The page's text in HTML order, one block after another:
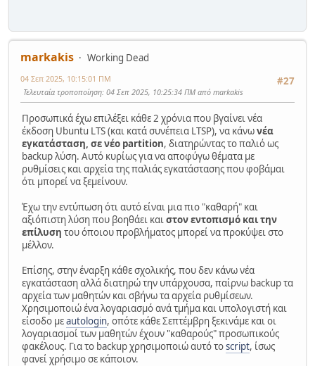
markakis
Working Dead
#27
04 Σεπ 2025, 10:15:01 ΠΜ
Τελευταία τροποποίηση: 04 Σεπ 2025, 10:25:34 ΠΜ από markakis
Προσωπικά έχω επιλέξει κάθε 2 χρόνια που βγαίνει νέα
έκδοση Ubuntu LTS (και κατά συνέπεια LTSP), να κάνωνέα
εγκατάσταση, σε νέο partition, διατηρώντας το παλιό ως
backup λύση. Αυτό κυρίως για να αποφύγω θέματα με
ρυθμίσεις και αρχεία της παλιάς εγκατάστασης που φοβάμαι
ότι μπορεί να ξεμείνουν.
Έχω την εντύπωση ότι αυτό είναι μια πιο "καθαρή" και
αξιόπιστη λύση που βοηθάει καιστον εντοπισμό και την
επίλυση του όποιου προβλήματος μπορεί να προκύψει στο
μέλλον.
Επίσης, στην έναρξη κάθε σχολικής, που δεν κάνω νέα
εγκατάσταση αλλά διατηρώ την υπάρχουσα, παίρνω backup τα
αρχεία των μαθητών και σβήνω τα αρχεία ρυθμίσεων.
Χρησιμοποιώ ένα λογαριασμό ανά τμήμα και υπολογιστή και
είσοδο μεautologin, οπότε κάθε Σεπτέμβρη ξεκινάμε και οι
λογαριασμοί των μαθητών έχουν "καθαρούς" προσωπικούς
φακέλους. Για το backup χρησιμοποιώ αυτό τοscript, ίσως
φανεί χρήσιμο σε κάποιον.